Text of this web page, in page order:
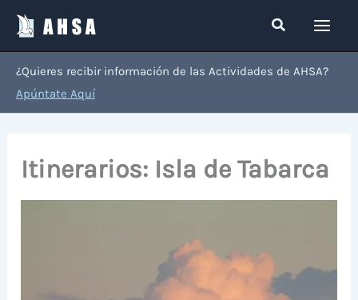
contenido
Buscar
¿Quieres recibir información de las Actividades de AHSA?
Apúntate Aquí
Itinerarios: Isla de Tabarca